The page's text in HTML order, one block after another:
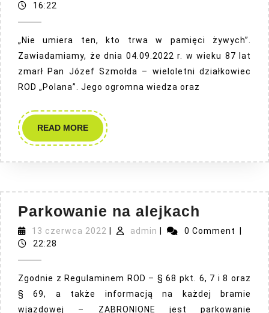
16:22
„Nie umiera ten, kto trwa w pamięci żywych”.
Zawiadamiamy, że dnia 04.09.2022 r. w wieku 87 lat
zmarł Pan Józef Szmołda – wieloletni działkowiec
ROD „Polana”. Jego ogromna wiedza oraz
READ MOREREAD
MORE
Parkowanie na alejkach
na
13 czerwca 2022 13
admin admin 0 Comment
22:28
Zgodnie z Regulaminem ROD – § 68 pkt. 6, 7 i 8 oraz
§ 69, a także informacją na każdej bramie
wjazdowej – ZABRONIONE jest parkowanie